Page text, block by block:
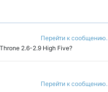
Перейти к сообщению.
2.6-2.9 High Five?
Перейти к сообщению.